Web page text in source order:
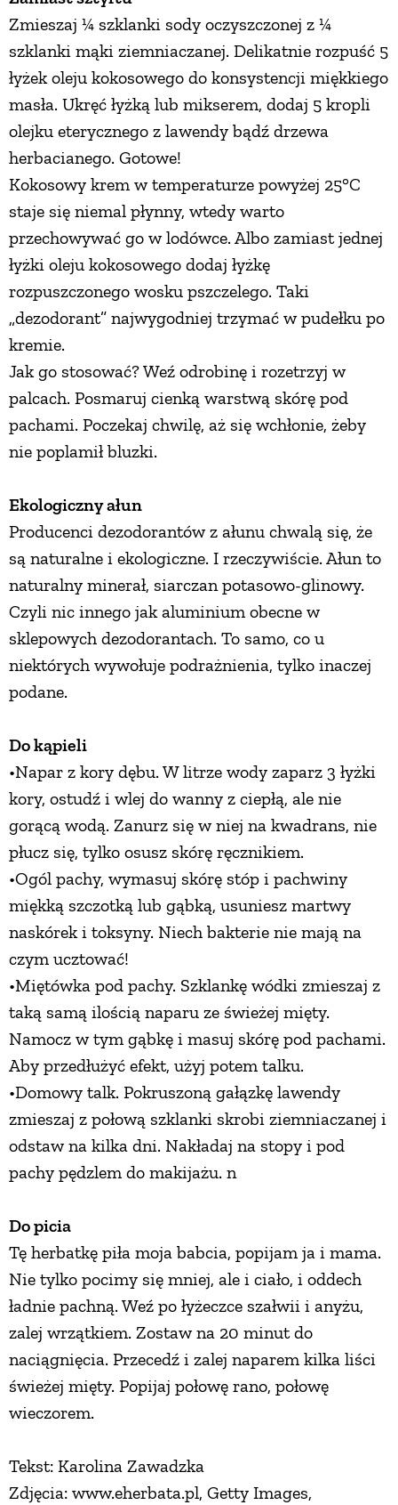
Zmieszaj ¼ szklanki sody oczyszczonej z ¼
szklanki mąki ziemniaczanej. Delikatnie rozpuść 5
łyżek oleju kokosowego do konsystencji miękkiego
masła. Ukręć łyżką lub mikserem, dodaj 5 kropli
olejku eterycznego z lawendy bądź drzewa
herbacianego. Gotowe!
Kokosowy krem w temperaturze powyżej 25°C
staje się niemal płynny, wtedy warto
przechowywać go w lodówce. Albo zamiast jednej
łyżki oleju kokosowego dodaj łyżkę
rozpuszczonego wosku pszczelego. Taki
„dezodorant” najwygodniej trzymać w pudełku po
kremie.
Jak go stosować? Weź odrobinę i rozetrzyj w
palcach. Posmaruj cienką warstwą skórę pod
pachami. Poczekaj chwilę, aż się wchłonie, żeby
nie poplamił bluzki.
Ekologiczny ałun
Producenci dezodorantów z ałunu chwalą się, że
są naturalne i ekologiczne. I rzeczywiście. Ałun to
naturalny minerał, siarczan potasowo-glinowy.
Czyli nic innego jak aluminium obecne w
sklepowych dezodorantach. To samo, co u
niektórych wywołuje podrażnienia, tylko inaczej
podane.
Do kąpieli
•Napar z kory dębu. W litrze wody zaparz 3 łyżki
kory, ostudź i wlej do wanny z ciepłą, ale nie
gorącą wodą. Zanurz się w niej na kwadrans, nie
płucz się, tylko osusz skórę ręcznikiem.
•Ogól pachy, wymasuj skórę stóp i pachwiny
miękką szczotką lub gąbką, usuniesz martwy
naskórek i toksyny. Niech bakterie nie mają na
czym ucztować!
•Miętówka pod pachy. Szklankę wódki zmieszaj z
taką samą ilością naparu ze świeżej mięty.
Namocz w tym gąbkę i masuj skórę pod pachami.
Aby przedłużyć efekt, użyj potem talku.
•Domowy talk. Pokruszoną gałązkę lawendy
zmieszaj z połową szklanki skrobi ziemniaczanej i
odstaw na kilka dni. Nakładaj na stopy i pod
pachy pędzlem do makijażu. n
Do picia
Tę herbatkę piła moja babcia, popijam ja i mama.
Nie tylko pocimy się mniej, ale i ciało, i oddech
ładnie pachną. Weź po łyżeczce szałwii i anyżu,
zalej wrzątkiem. Zostaw na 20 minut do
naciągnięcia. Przecedź i zalej naparem kilka liści
świeżej mięty. Popijaj połowę rano, połowę
wieczorem.
Tekst: Karolina Zawadzka
Zdjęcia: www.eherbata.pl, Getty Images,